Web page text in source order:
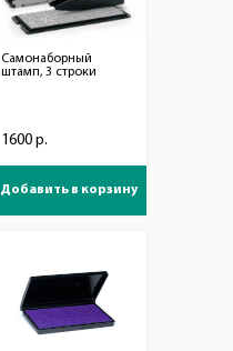
Самонаборный
штамп, 3 строки
1600 р.
Добавить в корзину